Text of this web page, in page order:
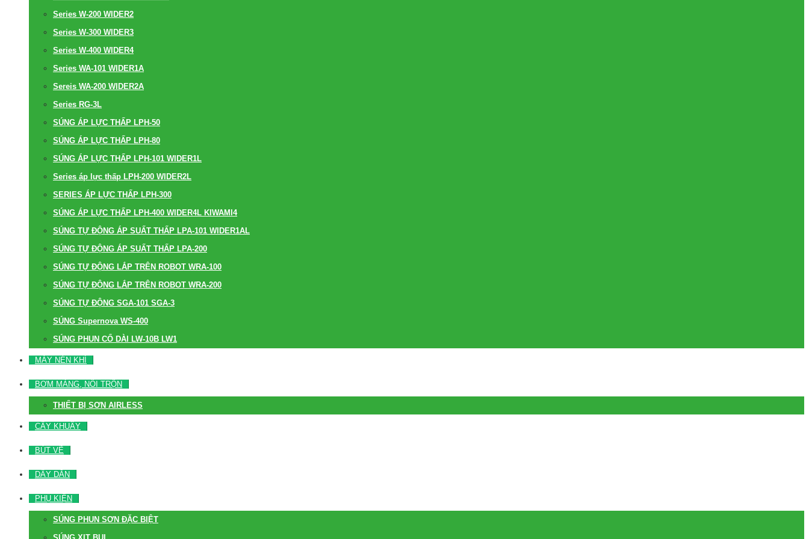
Series W-200 WIDER2
Series W-300 WIDER3
Series W-400 WIDER4
Series WA-101 WIDER1A
Sereis WA-200 WIDER2A
Series RG-3L
SÚNG ÁP LỰC THẤP LPH-50
SÚNG ÁP LỰC THẤP LPH-80
SÚNG ÁP LỰC THẤP LPH-101 WIDER1L
Series áp lực thấp LPH-200 WIDER2L
SERIES ÁP LỰC THẤP LPH-300
SÚNG ÁP LỰC THẤP LPH-400 WIDER4L KIWAMI4
SÚNG TỰ ĐỘNG ÁP SUẤT THẤP LPA-101 WIDER1AL
SÚNG TỰ ĐỘNG ÁP SUẤT THẤP LPA-200
SÚNG TỰ ĐỘNG LẮP TRÊN ROBOT WRA-100
SÚNG TỰ ĐỘNG LẮP TRÊN ROBOT WRA-200
SÚNG TỰ ĐỘNG SGA-101 SGA-3
SÚNG Supernova WS-400
SÚNG PHUN CỔ DÀI LW-10B LW1
MÁY NÉN KHÍ
BƠM MÀNG, NỒI TRỘN
THIẾT BỊ SƠN AIRLESS
CÂY KHUẤY
BÚT VẼ
DÂY DẪN
PHỤ KIỆN
SÚNG PHUN SƠN ĐẶC BIỆT